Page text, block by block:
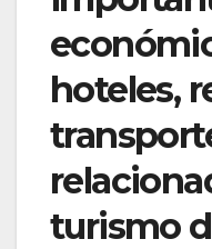
hoteles,
turismo